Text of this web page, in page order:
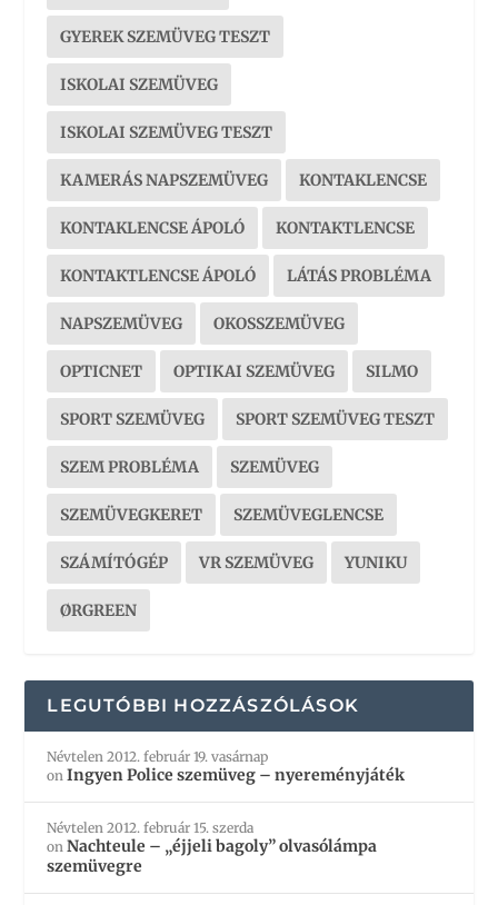
GYEREK SZEMÜVEG TESZT
ISKOLAI SZEMÜVEG
ISKOLAI SZEMÜVEG TESZT
KAMERÁS NAPSZEMÜVEG KONTAKLENCSE
KONTAKLENCSE ÁPOLÓ KONTAKTLENCSE
KONTAKTLENCSE ÁPOLÓ LÁTÁS PROBLÉMA
NAPSZEMÜVEG OKOSSZEMÜVEG
OPTICNET OPTIKAI SZEMÜVEG SILMO
SPORT SZEMÜVEG SPORT SZEMÜVEG TESZT
SZEM PROBLÉMA SZEMÜVEG
SZEMÜVEGKERET SZEMÜVEGLENCSE
SZÁMÍTÓGÉP VR SZEMÜVEG YUNIKU
ØRGREEN
LEGUTÓBBI HOZZÁSZÓLÁSOK
Névtelen 2012. február 19. vasárnap
onIngyen Police szemüveg – nyereményjáték
Névtelen 2012. február 15. szerda
onNachteule – „éjjeli bagoly” olvasólámpa
szemüvegre